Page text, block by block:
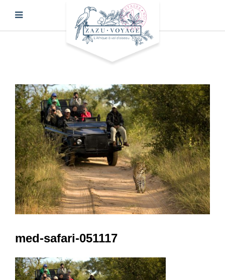
med-safari-051117